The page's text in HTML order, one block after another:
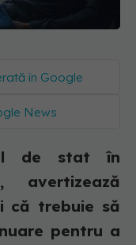
în Google
News
de stat în
avertizează
că trebuie să
pentru a